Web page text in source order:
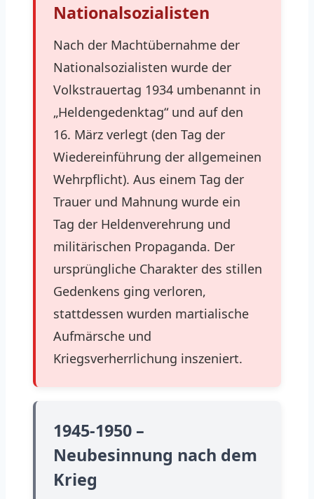
Nationalsozialisten
Nach der Machtübernahme der
Nationalsozialisten wurde der
Volkstrauertag 1934 umbenannt in
„Heldengedenktag“ und auf den
16. März verlegt (den Tag der
Wiedereinführung der allgemeinen
Wehrpflicht). Aus einem Tag der
Trauer und Mahnung wurde ein
Tag der Heldenverehrung und
militärischen Propaganda. Der
ursprüngliche Charakter des stillen
Gedenkens ging verloren,
stattdessen wurden martialische
Aufmärsche und
Kriegsverherrlichung inszeniert.
1945-1950 –
Neubesinnung nach dem
Krieg